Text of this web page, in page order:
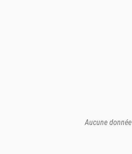
Aucune donnée